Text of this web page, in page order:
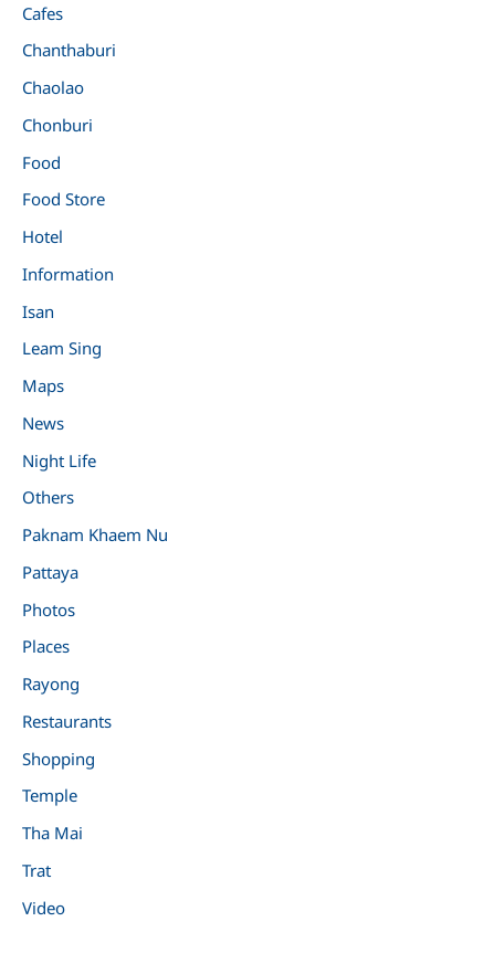
Cafes
Chanthaburi
Chaolao
Chonburi
Food
Food Store
Hotel
Information
Isan
Leam Sing
Maps
News
Night Life
Others
Paknam Khaem Nu
Pattaya
Photos
Places
Rayong
Restaurants
Shopping
Temple
Tha Mai
Trat
Video